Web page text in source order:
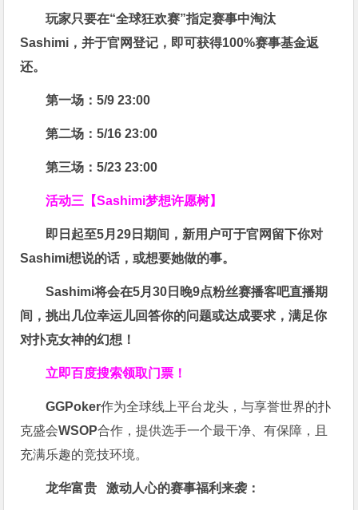
玩家只要在“全球狂欢赛”指定赛事中淘汰
Sashimi，并于官网登记，即可获得100%赛事基金返
还。
第一场：5/9 23:00
第二场：5/16 23:00
第三场：5/23 23:00
活动三【Sashimi梦想许愿树】
即日起至5月29日期间，新用户可于官网留下你对
Sashimi想说的话，或想要她做的事。
Sashimi将会在5月30日晚9点粉丝赛播客吧直播期
间，挑出几位幸运儿回答你的问题或达成要求，满足你
对扑克女神的幻想 ！
立即百度搜索领取门票！
GGPoker作为全球线上平台龙头，与享誉世界的扑
克盛会WSOP合作，提供选手一个最干净、有保障，且
充满乐趣的竞技环境。
龙华富贵 激动人心的赛事福利来袭：